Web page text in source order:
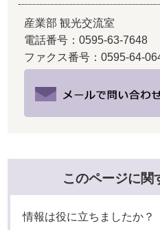
産業部 観光交流室
電話番号：0595-63-7648
ファクス番号：0595-64-
このページに関
情報は役に立ちましたか？